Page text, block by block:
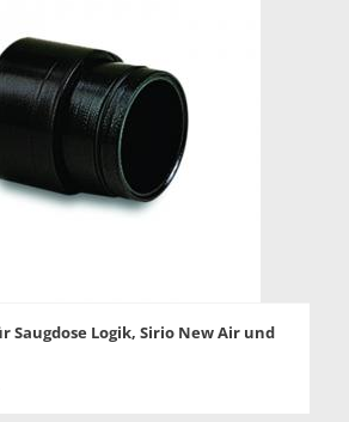
Saugdose Logik, Sirio New Air und